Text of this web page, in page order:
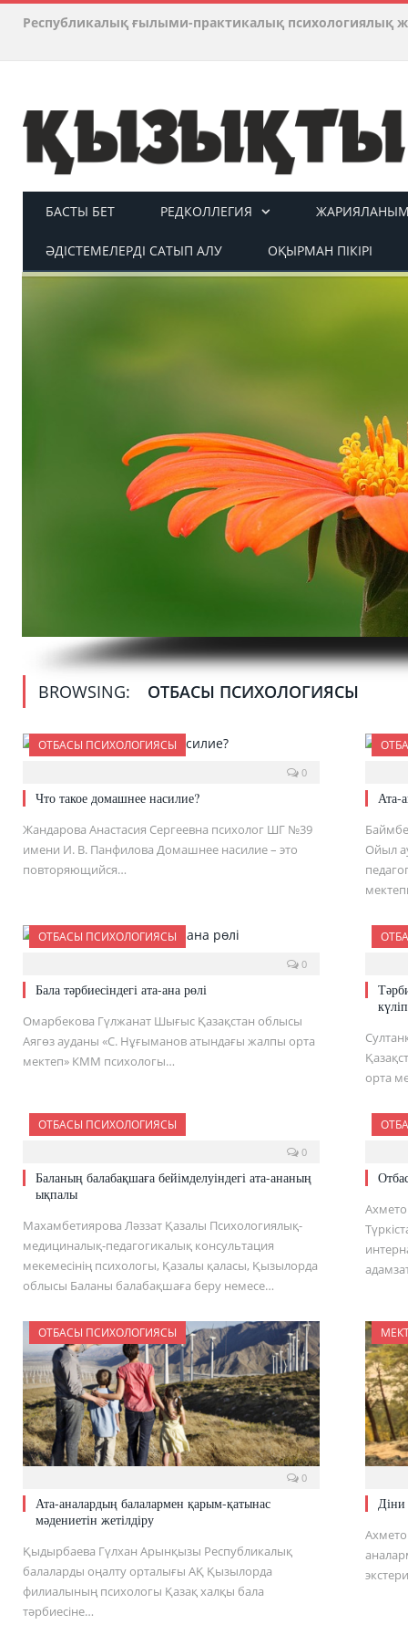
Республикалық ғылыми-практикалық психологиялық
БАСТЫ БЕТ РЕДКОЛЛЕГИЯ ЖАРИЯЛАНЫМ
ӘДІСТЕМЕЛЕРДІ САТЫП АЛУ ОҚЫРМАН ПІКІРІ
BROWSING: ОТБАСЫ ПСИХОЛОГИЯСЫ
ОТБАСЫ ПСИХОЛОГИЯСЫ
0
Что такое домашнее насилие?
Жандарова Анастасия Сергеевна психолог ШГ №39
имени И. В. Панфилова Домашнее насилие – это
повторяющийся…
Ата-
Ойыл
ОТБАСЫ ПСИХОЛОГИЯСЫ
0
Бала тәрбиесіндегі ата-ана рөлі
Омарбекова Гүлжанат Шығыс Қазақстан облысы
Аягөз ауданы «С. Нұғыманов атындағы жалпы орта
мектеп» КММ психологы…
орта
ОТБАСЫ ПСИХОЛОГИЯСЫ
0
Баланың балабақшаға бейімделуіндегі ата-ананың
ықпалы
Махамбетиярова Ләззат Қазалы Психологиялық-
медициналық-педагогикалық консультация
мекемесінің психологы, Қазалы қаласы, Қызылорда
облысы Баланы балабақшаға беру немесе…
ОТБАСЫ ПСИХОЛОГИЯСЫ
0
Ата-аналардың балалармен қарым-қатынас
мәдениетін жетілдіру
Қыдырбаева Гүлхан Арынқызы Республикалық
балаларды оңалту орталығы АҚ Қызылорда
филиалының психологы Қазақ халқы бала
тәрбиесіне…
Діни